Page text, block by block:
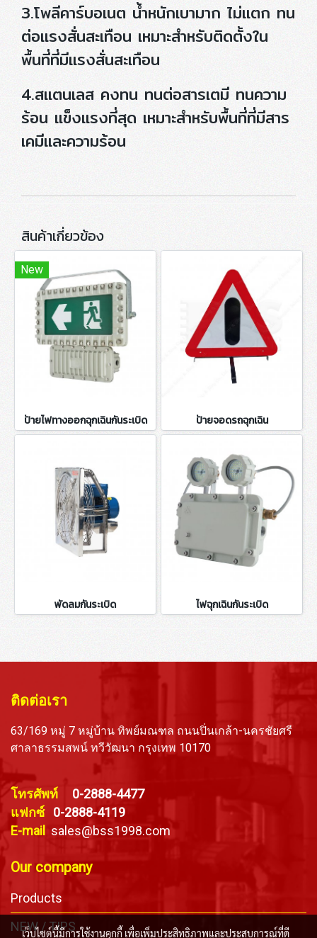
3.โพลีคาร์บอเนต น้ำหนักเบามาก ไม่แตก ทน
ต่อแรงสั่นสะเทือน เหมาะสำหรับติดตั้งใน
พื้นที่ที่มีแรงสั่นสะเทือน
4.สแตนเลส คงทน ทนต่อสารเตมี ทนความ
ร้อน แข็งแรงที่สุด เหมาะสำหรับพื้นที่ที่มีสาร
เคมีและความร้อน
สินค้าเกี่ยวข้อง
New
ป้ายไฟทางออกฉุกเฉินกันระเบิด ป้ายจอดรถฉุกเฉิน
พัดลมกันระเบิด ไฟฉุกเฉินกันระเบิด
ติดต่อเรา
63/169 หมู่ 7 หมู่บ้าน ทิพย์มณฑล ถนนปิ่นเกล้า-นครชัยศรี
ศาลาธรรมสพน์ ทวีวัฒนา กรุงเทพ 10170
โทรศัพท์ 0-2888-4477
แฟกซ์ 0-2888-4119
E-mail
sales@bss1998.com
Our company
Products
NEW / TIPS
เว็บไซต์นี้มีการใช้งานคุกกี้ เพื่อเพิ่มประสิทธิภาพและประสบการณ์ที่ดี